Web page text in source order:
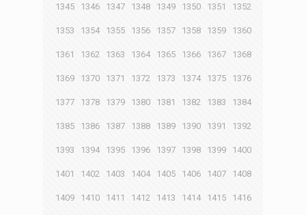
1345 1346 1347 1348 1349 1350 1351 1352
1353 1354 1355 1356 1357 1358 1359 1360
1361 1362 1363 1364 1365 1366 1367 1368
1369 1370 1371 1372 1373 1374 1375 1376
1377 1378 1379 1380 1381 1382 1383 1384
1385 1386 1387 1388 1389 1390 1391 1392
1393 1394 1395 1396 1397 1398 1399 1400
1401 1402 1403 1404 1405 1406 1407 1408
1409 1410 1411 1412 1413 1414 1415 1416